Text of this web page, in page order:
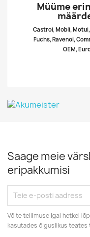
Müüme
Castrol, Mobil,
Fuchs, Ravenol,
OEM,
Saage meie
eripakkumisi
Võite tellimuse igal hetkel
kasutades õiguslikus